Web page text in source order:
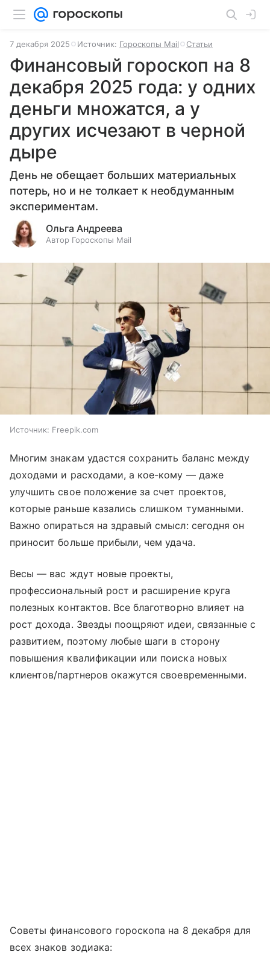
7 декабря 2025 Источник: Гороскопы Mail Статьи
Финансовый гороскоп на 8
декабря 2025 года: у одних
деньги множатся, а у
других исчезают в черной
дыре
День не обещает больших материальных
потерь, но и не толкает к необдуманным
экспериментам.
Ольга Андреева
Автор Гороскопы Mail
Источник: Freepik.com
Многим знакам удастся сохранить баланс между
доходами и расходами, а кое-кому — даже
улучшить свое положение за счет проектов,
которые раньше казались слишком туманными.
Важно опираться на здравый смысл: сегодня он
приносит больше прибыли, чем удача.
Весы — вас ждут новые проекты,
профессиональный рост и расширение круга
полезных контактов. Все благотворно влияет на
рост дохода. Звезды поощряют идеи, связанные с
развитием, поэтому любые шаги в сторону
повышения квалификации или поиска новых
клиентов/партнеров окажутся своевременными.
Советы финансового гороскопа на 8 декабря для
всех знаков зодиака: